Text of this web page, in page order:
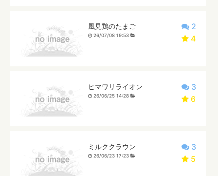
2
4
風見鶏のたまご
26/07/08 19:53
3
6
ヒマワリライオン
26/06/25 14:28
3
5
ミルククラウン
26/06/23 17:23